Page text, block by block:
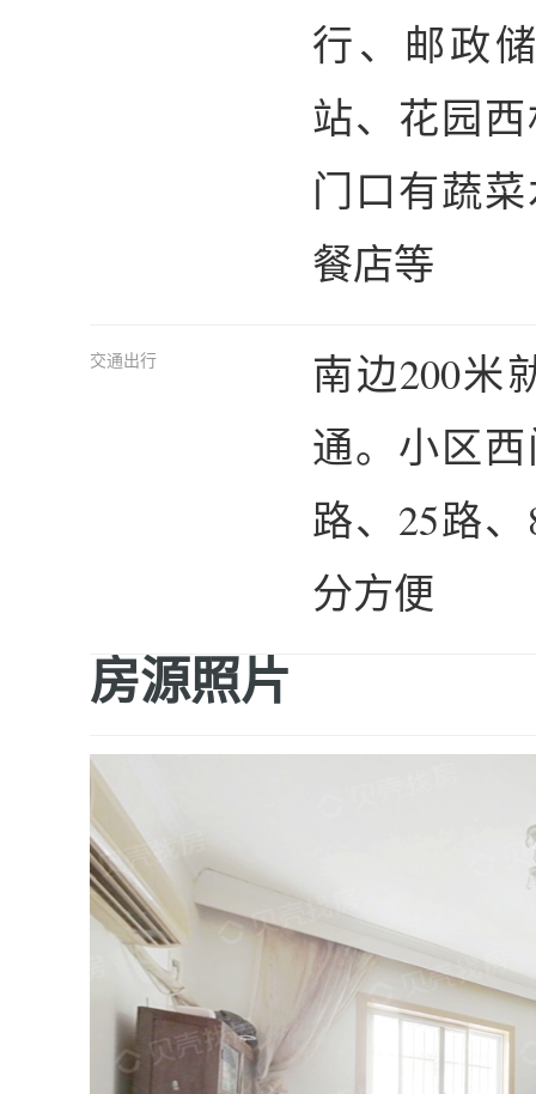
行、邮政
站、花园
门口有蔬
餐店等
交通出行
南边200米
通。小区
路、25路
分方便
房源照片